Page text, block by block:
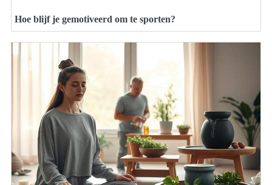
Hoe blijf je gemotiveerd om te sporten?